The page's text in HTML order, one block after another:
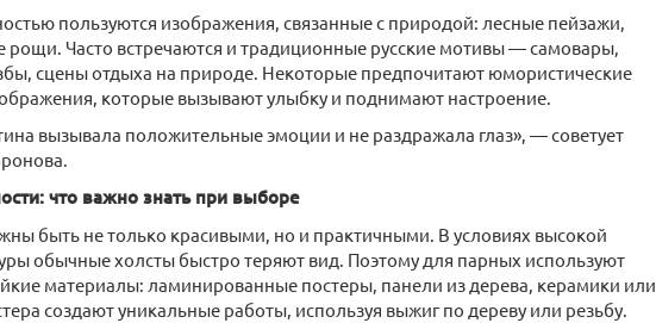
пользуются изображения, связанные с природой: лесные пейзажи,
рощи. Часто встречаются и традиционные русские мотивы — самовары,
сцены отдыха на природе. Некоторые предпочитают юмористические
которые вызывают улыбку и поднимают настроение.
вызывала положительные эмоции и не раздражала глаз», — советует
что важно знать при выборе
быть не только красивыми, но и практичными. В условиях высокой
обычные холсты быстро теряют вид. Поэтому для парных используют
материалы: ламинированные постеры, панели из дерева, керамики или
создают уникальные работы, используя выжиг по дереву или резьбу.